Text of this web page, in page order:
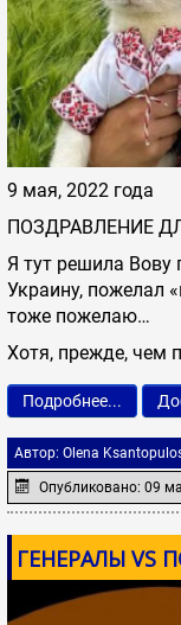
9 мая, 2022 года
ПОЗДРАВЛЕНИЕ
Я тут решила Вову
Украину, пожелал
тоже пожелаю…
Хотя, прежде, чем
Подробнее...
Автор: Olena
Опубликовано: 09
ГЕНЕРАЛЫ VS